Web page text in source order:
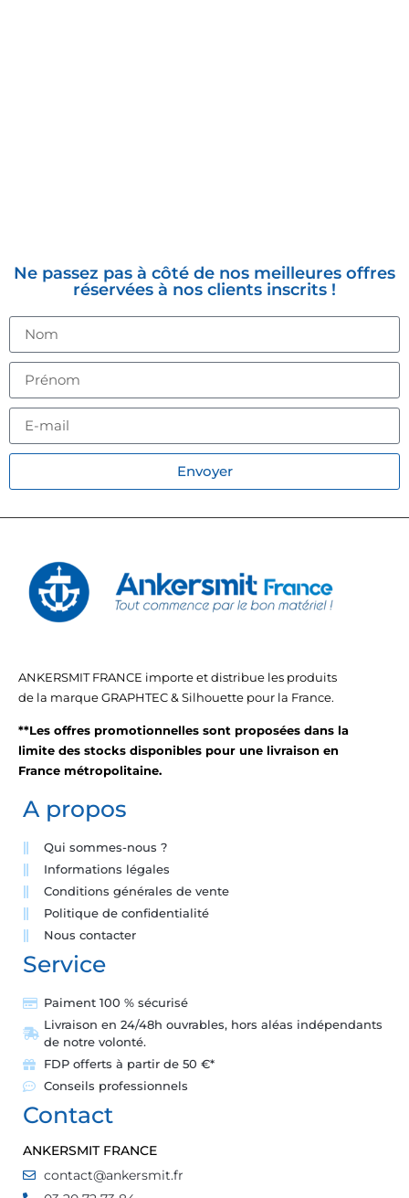
Ne passez pas à côté de nos meilleures offres
réservées à nos clients inscrits !
Envoyer
ANKERSMIT FRANCE importe et distribue les produits
de la marque GRAPHTEC & Silhouette pour la France.
**Les offres promotionnelles sont proposées dans la
limite des stocks disponibles pour une livraison en
France métropolitaine.
A propos
Qui sommes-nous ?
Informations légales
Conditions générales de vente
Politique de confidentialité
Nous contacter
Service
Paiment 100 % sécurisé
Livraison en 24/48h ouvrables, hors aléas indépendants
de notre volonté.
FDP offerts à partir de 50 €*
Conseils professionnels
Contact
ANKERSMIT FRANCE
contact@ankersmit.fr